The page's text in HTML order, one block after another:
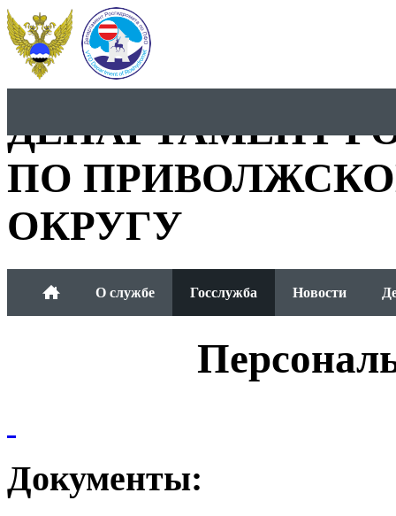
ДЕПАРТАМЕНТ
ПО
ОКРУГУ
О службе Госслужба Новости
Документы: